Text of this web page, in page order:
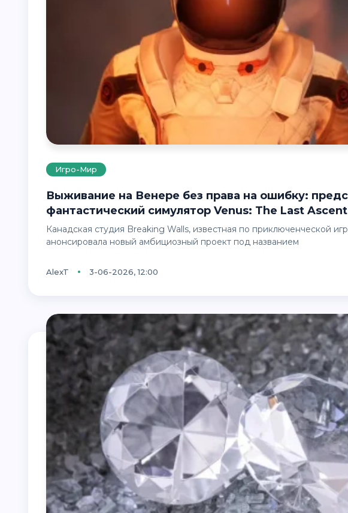
Игро-Мир
Выживание на Венере без права на ошибку: представлен научно-
фантастический симулятор Venus: The Last Ascent
Канадская студия Breaking Walls, известная по приключенческой игре Away: The Survival Series,
анонсировала новый амбициозный проект под названием
AlexT 3-06-2026, 12:00